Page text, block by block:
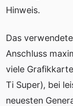
Hinweis.
Das
Anschluss
viele
Ti Super), bei
neuesten